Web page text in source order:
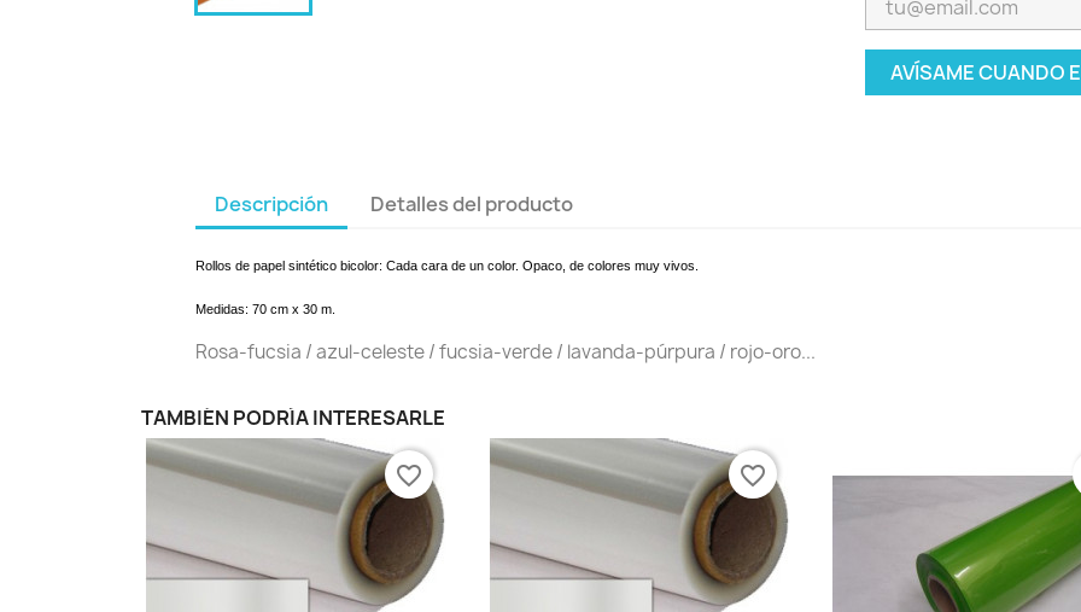
AVÍSAME CUANDO
Descripción Detalles del producto
Rollos de papel sintético bicolor: Cada cara de un color. Opaco, de colores muy vivos.
Medidas: 70 cm x 30 m.
Rosa-fucsia / azul-celeste / fucsia-verde / lavanda-púrpura / rojo-oro...
TAMBIÉN PODRÍA INTERESARLE
favorite_border favorite_border